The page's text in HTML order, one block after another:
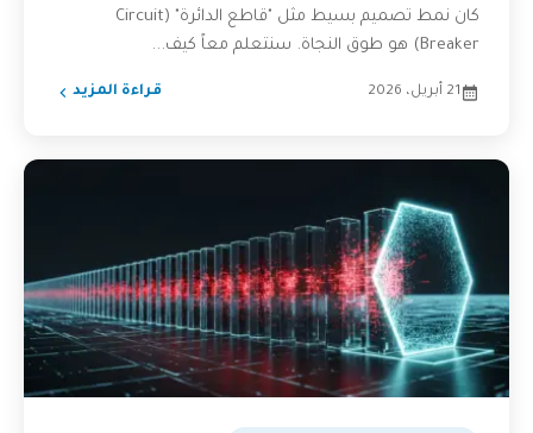
كان نمط تصميم بسيط مثل "قاطع الدائرة" (Circuit
Breaker) هو طوق النجاة. سنتعلم معاً كيف...
21 أبريل، 2026 قراءة المزيد